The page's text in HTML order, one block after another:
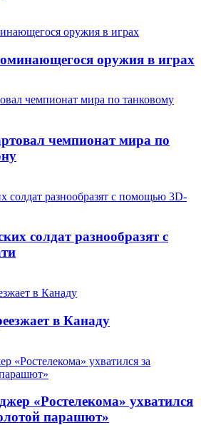
оружия в играх
чемпионат мира по
солдат разнообразят с
в Канаду
«Ростелекома» ухватился
парашют»